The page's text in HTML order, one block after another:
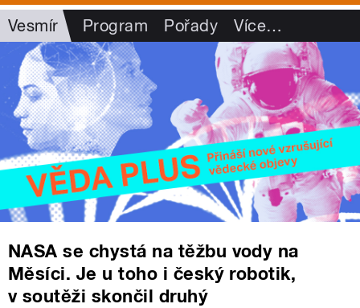
Vesmír Program Pořady Více…
NASA se chystá na těžbu vody na
Měsíci. Je u toho i český robotik,
v soutěži skončil druhý